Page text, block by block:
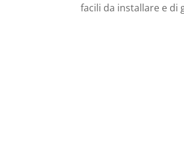
facili da installare e di